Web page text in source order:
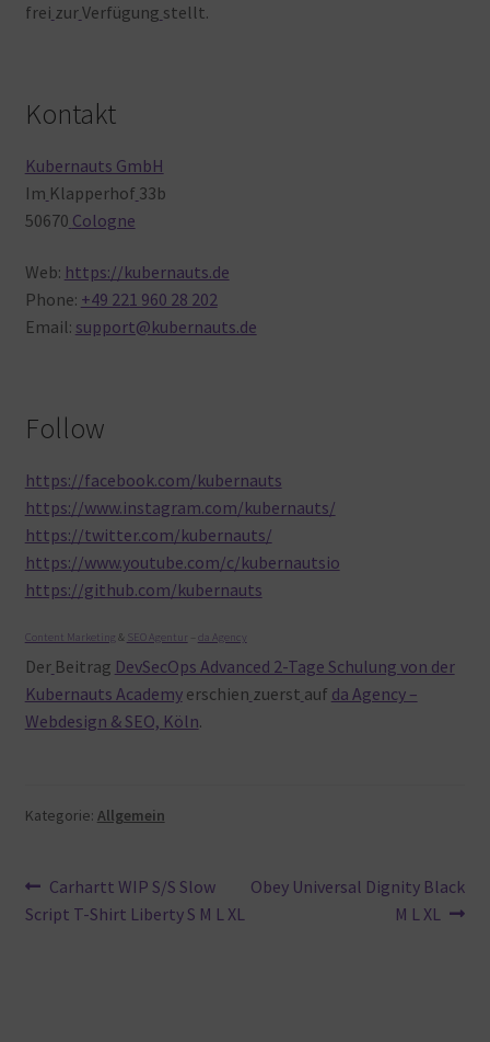
frei zurVerfügung stellt.
Kontakt
Kubernauts GmbH
Im Klapperhof 33b
50670 Cologne
Web: https://kubernauts.de
Phone: +49 221 960 28 202
Email: support@kubernauts.de
Follow
https://facebook.com/kubernauts
https://www.instagram.com/kubernauts/
https://twitter.com/kubernauts/
https://www.youtube.com/c/kubernautsio
https://github.com/kubernauts
Content Marketing & SEO Agentur da Agency
Der Beitrag DevSecOps Advanced 2-Tage Schulung von der
Kubernauts Academyerschien zuerst auf da Agency –
Webdesign & SEO, Köln.
Kategorie: Allgemein
Beitragsnavigation
Vorheriger
Beitrag:
Carhartt WIP S/S Slow
Script T-Shirt Liberty S M L XL
Nächster
Obey Universal Dignity Black
M L XL